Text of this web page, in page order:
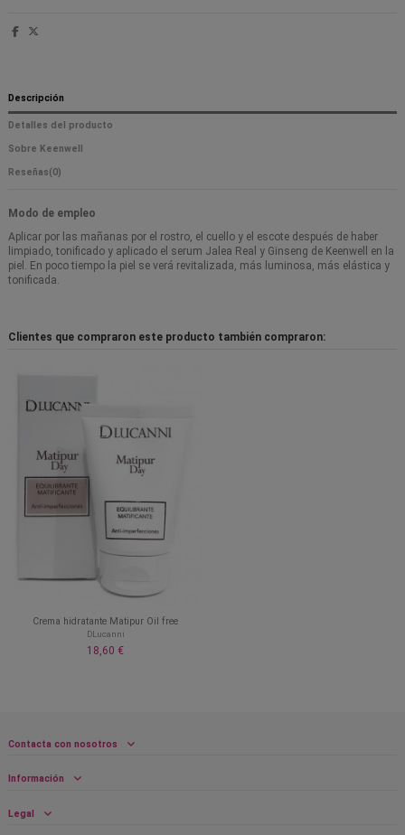
Descripción
Detalles del producto
Sobre Keenwell
Reseñas(0)
Modo de empleo
Aplicar por las mañanas por el rostro, el cuello y el escote después de haber
limpiado, tonificado y aplicado el serum Jalea Real y Ginseng de Keenwell en la
piel. En poco tiempo la piel se verá revitalizada, más luminosa, más elástica y
tonificada.
Clientes que compraron este producto también compraron:
Crema hidratante Matipur Oil free
DLucanni
18,60 €
Contacta con nosotros
Información
Legal